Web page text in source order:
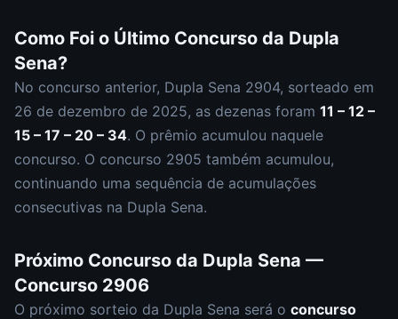
Como Foi o Último Concurso da Dupla
Sena?
No concurso anterior, Dupla Sena 2904, sorteado em
26 de dezembro de 2025, as dezenas foram 11 – 12 –
15 – 17 – 20 – 34. O prêmio acumulou naquele
concurso. O concurso 2905 também acumulou,
continuando uma sequência de acumulações
consecutivas na Dupla Sena.
Próximo Concurso da Dupla Sena —
Concurso 2906
O próximo sorteio da Dupla Sena será o concurso